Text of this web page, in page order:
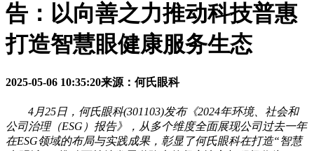
告：以向善之力推动科技普惠
打造智慧眼健康服务生态
2025-05-06 10:35:20来源：何氏眼科
4月25日，何氏眼科(301103)发布《2024年环境、社会和
公司治理（ESG）报告》，从多个维度全面展现公司过去一年
在ESG领域的布局与实践成果，彰显了何氏眼科在打造“智慧